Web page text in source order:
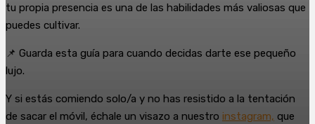
tu propia presencia es una de las habilidades más valiosas que
puedes cultivar.
📌 Guarda esta guía para cuando decidas darte ese pequeño
lujo.
Y si estás comiendo solo/a y no has resistido a la tentación
de sacar el móvil, échale un visazo a nuestro instagram, que